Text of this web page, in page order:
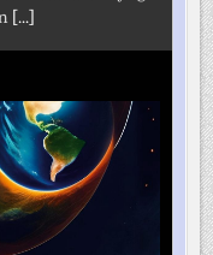
[...]